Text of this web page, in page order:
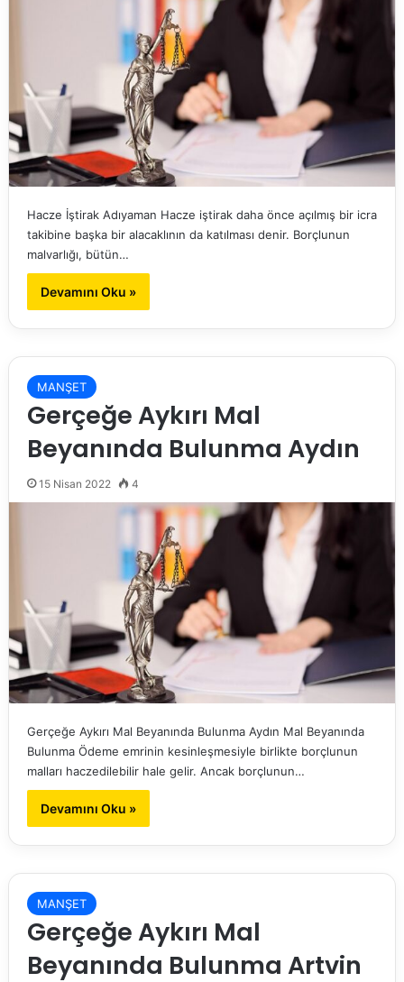
Hacze İştirak Adıyaman Hacze iştirak daha önce açılmış bir icra
takibine başka bir alacaklının da katılması denir. Borçlunun
malvarlığı, bütün…
Devamını Oku »
MANŞET
Gerçeğe Aykırı Mal
Beyanında Bulunma Aydın
15 Nisan 2022 4
Gerçeğe Aykırı Mal Beyanında Bulunma Aydın Mal Beyanında
Bulunma Ödeme emrinin kesinleşmesiyle birlikte borçlunun
malları haczedilebilir hale gelir. Ancak borçlunun…
Devamını Oku »
MANŞET
Gerçeğe Aykırı Mal
Beyanında Bulunma Artvin